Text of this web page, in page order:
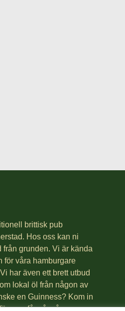
brittisk pub
Hos oss kan ni
grunden. Vi är kända
för våra hamburgare
har även ett brett utbud
lokal öl från någon av
en Guinness? Kom in
som får så många